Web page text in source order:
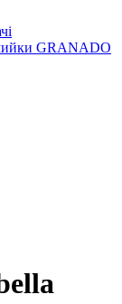
GRANADO